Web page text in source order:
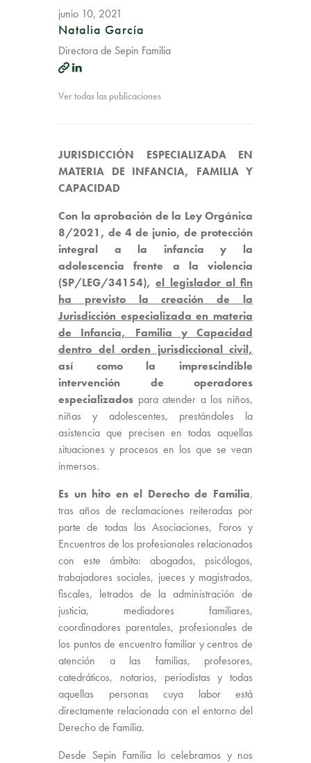
junio 10, 2021
Natalia García
Directora de Sepin Familia
Ver todas las publicaciones
JURISDICCIÓN ESPECIALIZADA EN
MATERIA DE INFANCIA, FAMILIA Y
CAPACIDAD
Con la aprobación de la Ley Orgánica
8/2021, de 4 de junio, de protección
integral a la infancia y la
adolescencia frente a la violencia
(SP/LEG/34154),el legislador al fin
ha previsto la creación de la
Jurisdicción especializada en materia
de Infancia, Familia y Capacidad
dentro del orden jurisdiccional civil,
así como la imprescindible
intervención de operadores
especializados para atender a los niños,
niñas y adolescentes, prestándoles la
asistencia que precisen en todas aquellas
situaciones y procesos en los que se vean
inmersos.
Es un hito en el Derecho de Familia,
tras años de reclamaciones reiteradas por
parte de todas las Asociaciones, Foros y
Encuentros de los profesionales relacionados
con este ámbito: abogados, psicólogos,
trabajadores sociales, jueces y magistrados,
fiscales, letrados de la administración de
justicia, mediadores familiares,
coordinadores parentales, profesionales de
los puntos de encuentro familiar y centros de
atención a las familias, profesores,
catedráticos, notarios, periodistas y todas
aquellas personas cuya labor está
directamente relacionada con el entorno del
Derecho de Familia.
Desde Sepin Familia lo celebramos y nos